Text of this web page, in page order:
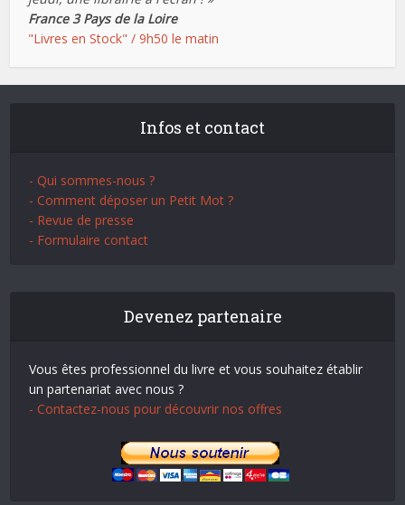
France 3 Pays de la Loire
"Livres en Stock" / 9h50 le matin
Infos et contact
- Qui sommes-nous ?
- Comment déposer un Petit Mot ?
- Revue de presse
- Formulaire contact
Devenez partenaire
Vous êtes professionnel du livre et vous souhaitez établir
un partenariat avec nous ?
- Contactez-nous pour découvrir nos offres